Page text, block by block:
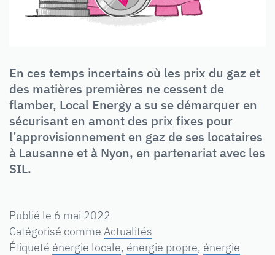
En ces temps incertains où les prix du gaz et
des matières premières ne cessent de
flamber, Local Energy a su se démarquer en
sécurisant en amont des prix fixes pour
l’approvisionnement en gaz de ses locataires
à Lausanne et à Nyon, en partenariat avec les
SIL.
Publié le 6 mai 2022
Catégorisé comme Actualités
Étiqueté énergie locale, énergie propre, énergie